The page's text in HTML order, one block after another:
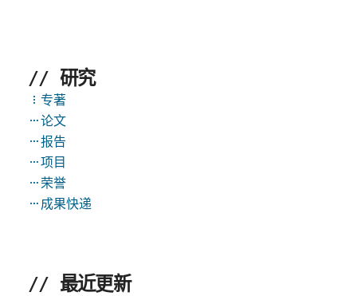
// 研究
专著
论文
报告
项目
荣誉
成果快递
// 最近更新